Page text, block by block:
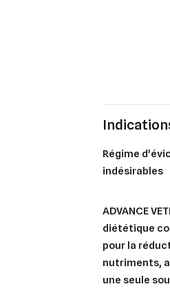
régime d'éviction indiqué en cas de réactions alimentaires
indésirables
ADVANCE
diététique
pour la
nutriments,
une seule